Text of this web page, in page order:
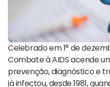
Celebrado em 1° de
Combate à AIDS acende
prevenção, diagnóstico e
já infectou, desde 1981,